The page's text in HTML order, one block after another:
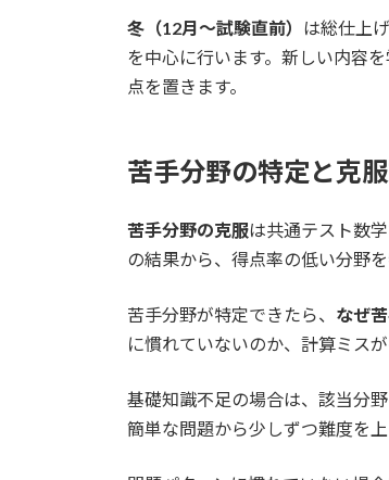
冬（12月〜試験直前） は総仕上
を中心に行います。新しい内容
点を置きます。
苦手分野の特定と克
苦手分野の克服は共通テスト数
の結果から、得点率の低い分野を
苦手分野が特定できたら、 なぜ
に慣れていないのか、計算ミス
基礎知識不足の場合は、該当分
簡単な問題から少しずつ難度を上